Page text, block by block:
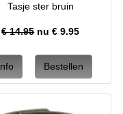
Tasje ster bruin
€ 14.95nu €9.95